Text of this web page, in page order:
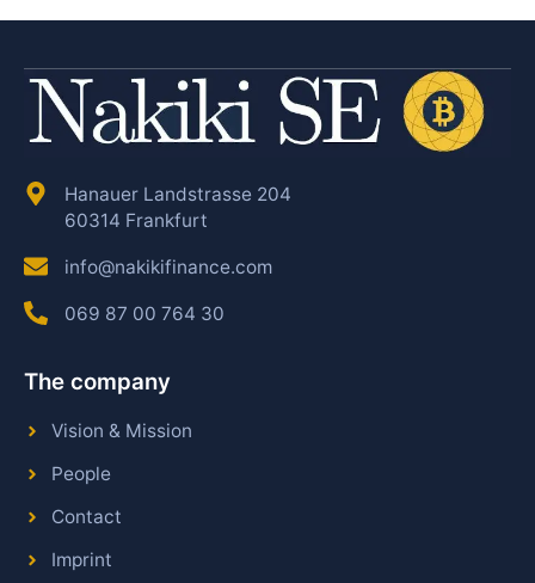
Hanauer Landstrasse 204
60314 Frankfurt
info@nakikifinance.com
069 87 00 764 30
The company
Vision & Mission
People
Contact
Imprint